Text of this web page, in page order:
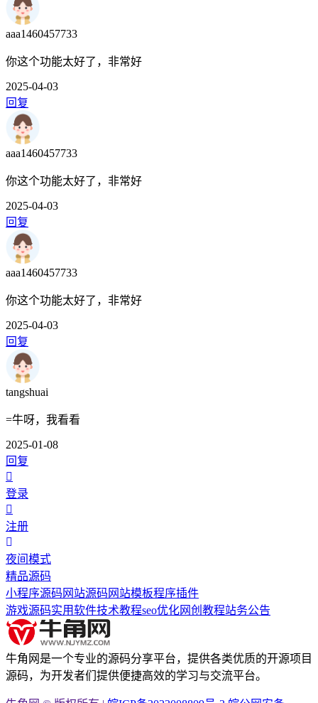
aaa1460457733
你这个功能太好了，非常好
2025-04-03
回复
aaa1460457733
你这个功能太好了，非常好
2025-04-03
回复
aaa1460457733
你这个功能太好了，非常好
2025-04-03
回复
tangshuai
=牛呀，我看看
2025-01-08
回复
登录
注册
夜间模式
精品源码
小程序源码 网站源码 网站模板程序插件
游戏源码实用软件技术教程seo优化网创教程站务公告
牛角网是一个专业的源码分享平台，提供各类优质的开源项目
源码，为开发者们提供便捷高效的学习与交流平台。